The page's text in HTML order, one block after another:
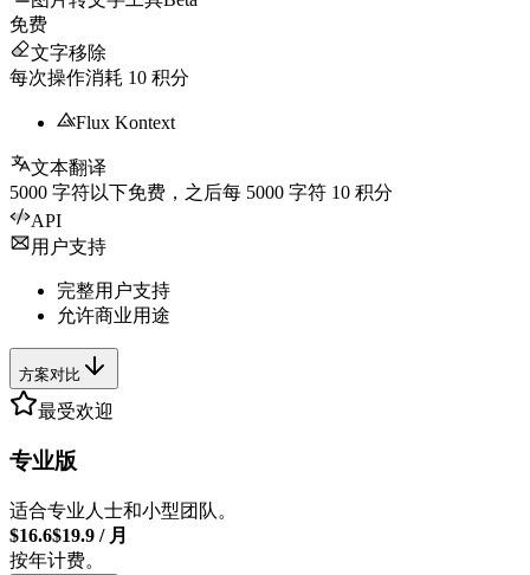
免费
文字移除
每次操作消耗 10 积分
Flux Kontext
文本翻译
5000 字符以下免费，之后每 5000 字符 10 积分
API
用户支持
完整用户支持
允许商业用途
方案对比
最受欢迎
专业版
适合专业人士和小型团队。
$16.6$19.9 / 月
按年计费。